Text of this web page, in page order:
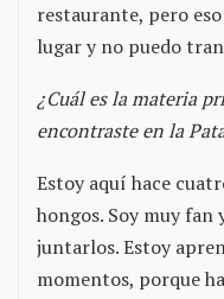
restaurante, pero
lugar y no puedo
¿Cuál es la materia
encontraste en la
Estoy aquí hace
hongos. Soy muy fan
juntarlos. Estoy
momentos, porque